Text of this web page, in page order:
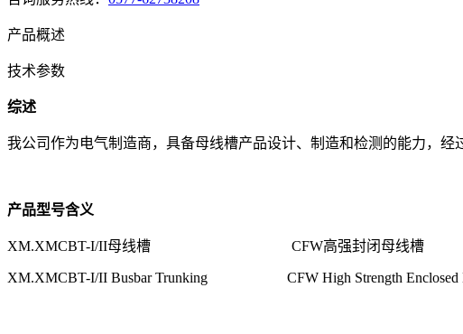
产品概述
技术参数
综述
我公司作为电气制造商，具备母线槽产品设计、制造和检测的能力，
产品型号含义
XM.XMCBT-I/II母线槽 CFW高强封闭母线槽
XM.XMCBT-I/II Busbar Trunking CFW High Strength Enclosed